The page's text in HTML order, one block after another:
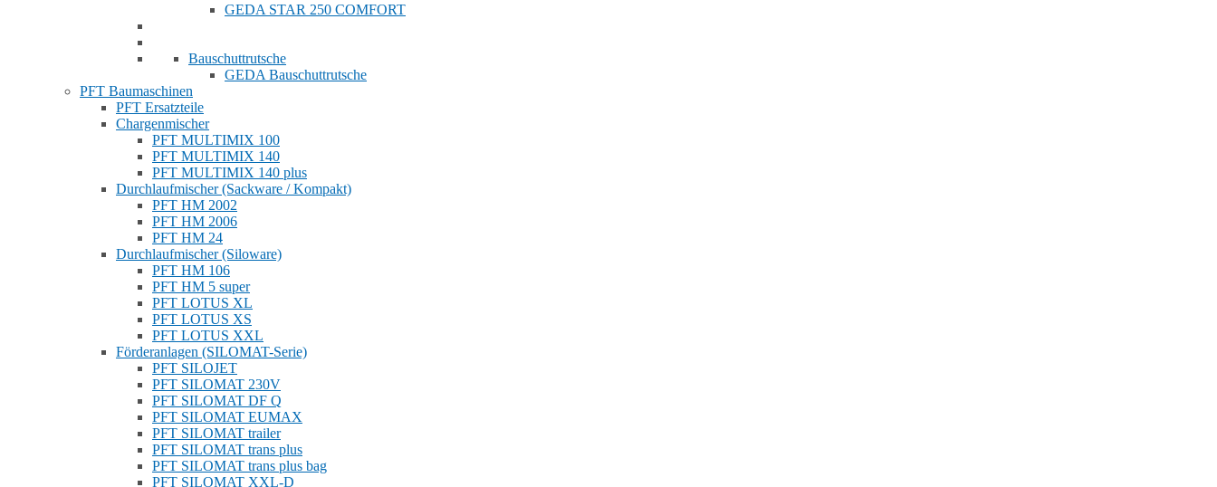
GEDA STAR 250 COMFORT
Bauschuttrutsche
GEDA Bauschuttrutsche
PFT Baumaschinen
PFT Ersatzteile
Chargenmischer
PFT MULTIMIX 100
PFT MULTIMIX 140
PFT MULTIMIX 140 plus
Durchlaufmischer (Sackware / Kompakt)
PFT HM 2002
PFT HM 2006
PFT HM 24
Durchlaufmischer (Siloware)
PFT HM 106
PFT HM 5 super
PFT LOTUS XL
PFT LOTUS XS
PFT LOTUS XXL
Förderanlagen (SILOMAT-Serie)
PFT SILOJET
PFT SILOMAT 230V
PFT SILOMAT DF Q
PFT SILOMAT EUMAX
PFT SILOMAT trailer
PFT SILOMAT trans plus
PFT SILOMAT trans plus bag
PFT SILOMAT XXL-D